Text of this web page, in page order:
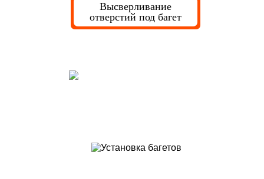
Высверливание
отверстий под багет